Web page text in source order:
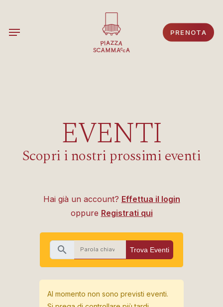
main
PRENOTA
Menu
EVENTI
Scopri i nostri prossimi eventi
Hai già un account? Effettua il login
oppure Registrati qui
search Trova Eventi
Al momento non sono previsti eventi.